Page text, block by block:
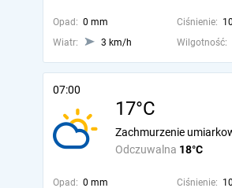
Opad: 0 mm Ciśnienie:
Wiatr:
3 km/h Wilgotność:
07:00
17°C
Odczuwalna 18°C
Zachmurzenie
Opad: 0 mm Ciśnienie: